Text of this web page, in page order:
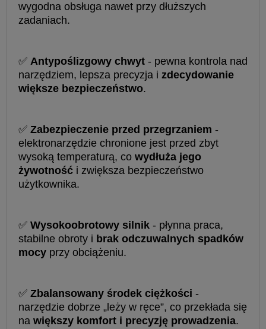
wygodna obsługa nawet przy dłuższych
zadaniach.
✅ Antypoślizgowy chwyt - pewna kontrola nad
narzędziem, lepsza precyzja i zdecydowanie
większe bezpieczeństwo.
✅ Zabezpieczenie przed przegrzaniem -
elektronarzędzie chronione jest przed zbyt
wysoką temperaturą, co wydłuża jego
żywotność i zwiększa bezpieczeństwo
użytkownika.
✅ Wysokoobrotowy silnik - płynna praca,
stabilne obroty i brak odczuwalnych spadków
mocy przy obciążeniu.
✅ Zbalansowany środek ciężkości -
narzędzie dobrze „leży w ręce”, co przekłada się
na większy komfort i precyzję prowadzenia.